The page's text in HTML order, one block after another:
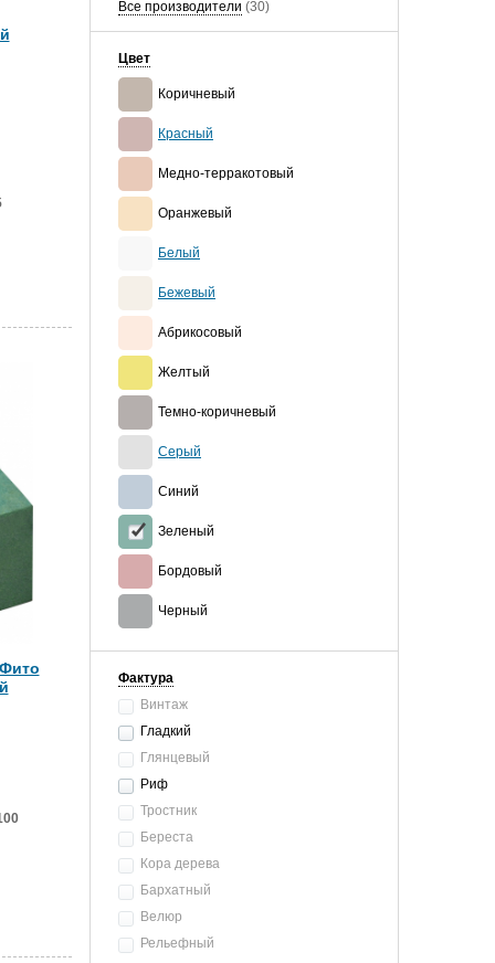
Все производители (30)
Цвет
Коричневый
Красный
Медно-терракотовый
Оранжевый
Белый
Бежевый
Абрикосовый
Желтый
Темно-коричневый
Серый
Синий
Зеленый
Бордовый
Черный
Фактура
Винтаж
Гладкий
Глянцевый
Риф
Тростник
Береста
Кора дерева
Бархатный
Велюр
Рельефный